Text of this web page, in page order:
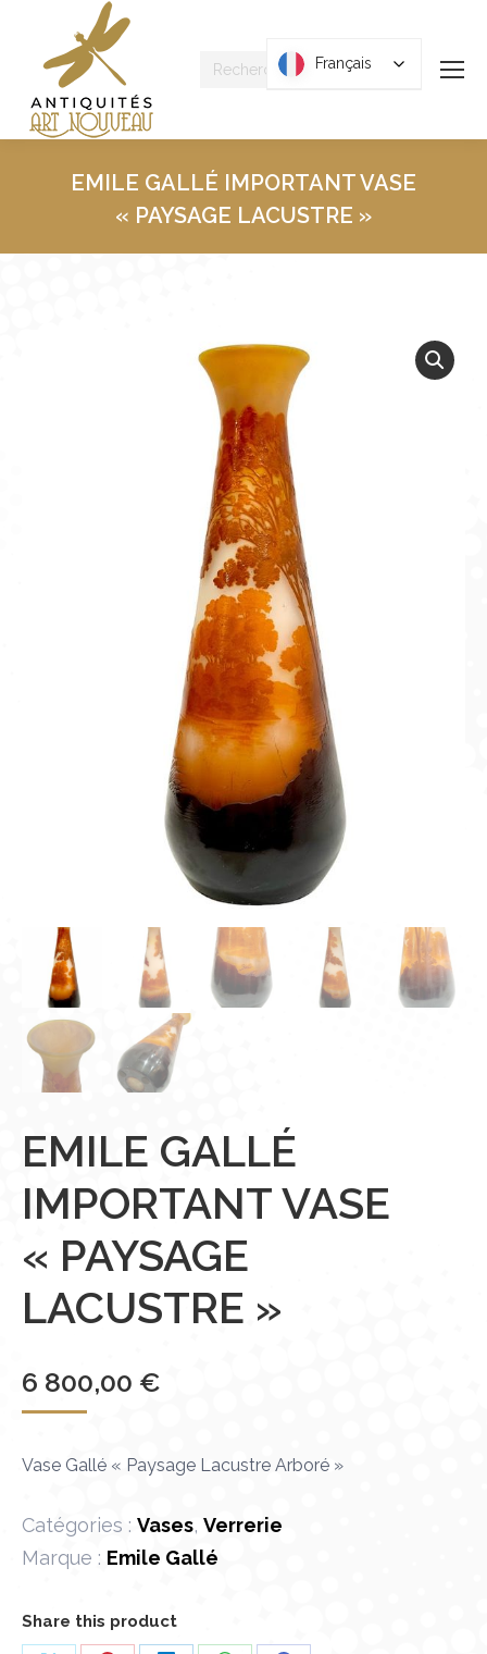
Recherche
EMILE GALLÉ IMPORTANT VASE
« PAYSAGE LACUSTRE »
EMILE GALLÉ
IMPORTANT VASE
« PAYSAGE
LACUSTRE »
6 800,00 €
Vase Gallé « Paysage Lacustre Arboré »
Catégories : Vases, Verrerie
Marque : Emile Gallé
Share this product
Français
Français